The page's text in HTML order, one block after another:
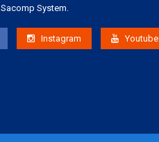
Sacomp System.
Instagram Youtube